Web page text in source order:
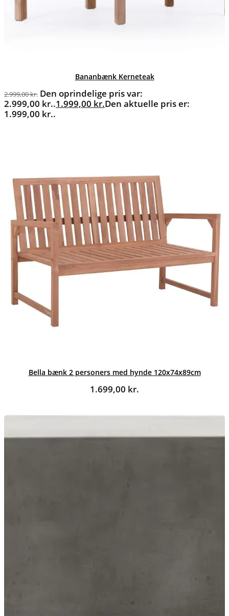
Bananbænk Kerneteak
2.999,00kr. Den oprindelige pris var:
2.999,00 kr..1.999,00 kr.Den aktuelle pris er:
1.999,00 kr..
Bella bænk 2 personers med hynde 120x74x89cm
1.699,00 kr.